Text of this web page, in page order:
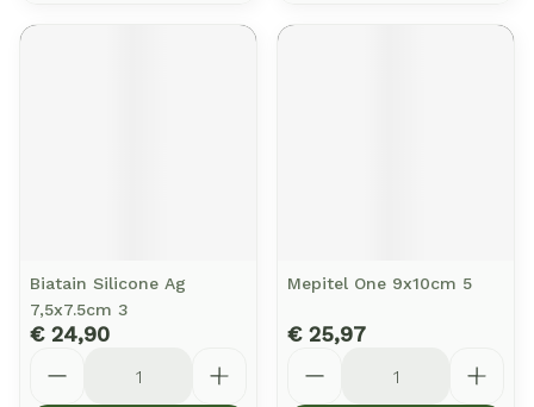
Biatain Silicone Ag
7,5x7.5cm 3
€ 24,90
Mepitel One 9x10cm 5
€ 25,97